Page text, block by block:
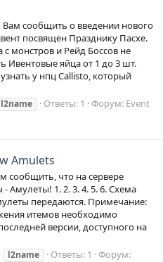
сообщить о введении нового
посвящен Празднику Пасхе.
с монстров и Рейд Боссов не
Ивентовые яйца от 1 до 3 шт.
у нпц Callisto, который
l2name Ответы: 1 Форум: Event
Amulets
сообщить, что на сервере
Амулеты! 1. 2. 3. 4. 5. 6. Схема
передаются. Примечание:
итемов необходимо
версии, доступного на
l2name Ответы: 1
Форум: